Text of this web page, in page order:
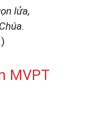
lửa,
MVPT